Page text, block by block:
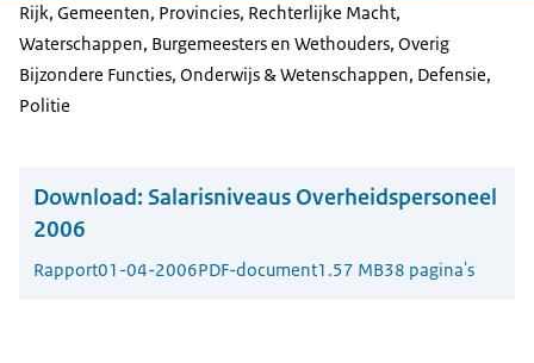
Rijk, Gemeenten, Provincies, Rechterlijke Macht,
Waterschappen, Burgemeesters en Wethouders, Overig
Bijzondere Functies, Onderwijs & Wetenschappen, Defensie,
Politie
Download: Salarisniveaus Overheidspersoneel
2006
Rapport01-04-2006PDF-document1.57 MB38 pagina's